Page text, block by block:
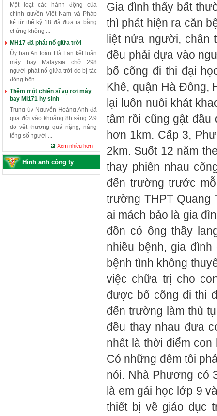
Một loạt các hành động của
chính quyền Việt Nam và Pháp
kể từ thế kỷ 18 đã đưa ra bằng
chứng không ...
MH17 đã phát nổ giữa trời
Ủy ban An toàn Hà Lan kết luận
máy bay Malaysia chở 298
người phát nổ giữa trời do bị tác
động bên ...
Thêm một chiến sĩ vụ rơi máy
bay Mi171 hy sinh
Trung úy Nguyễn Hoàng Anh đã
qua đời vào khoảng 8h sáng 2/9
do vết thương quá nặng, nâng
tổng số người ...
Xem nhiều hơn
Hình ảnh công ty
Gia đình thấy bất
thì phát hiện ra căn
liệt nửa người, chân
đều phải dựa vào
bố cõng đi thi đại
Khê, quận Hà Đông,
lại luôn nuôi khát
tâm rồi cũng gật
hơn 1km. Cấp 3,
2km. Suốt 12 năm
thay phiên nhau
đến trường trước
trường THPT Quang
ai mách bảo là gia
đồn có ông thầy
nhiều bệnh, gia
bệnh tình không
việc chữa trị cho
được bố cõng đi thi
đến trường làm thủ
đều thay nhau đưa
nhất là thời điểm
Có những đêm tôi
nói. Nhà Phương có
là em gái học lớp 9
thiết bị về giáo dục